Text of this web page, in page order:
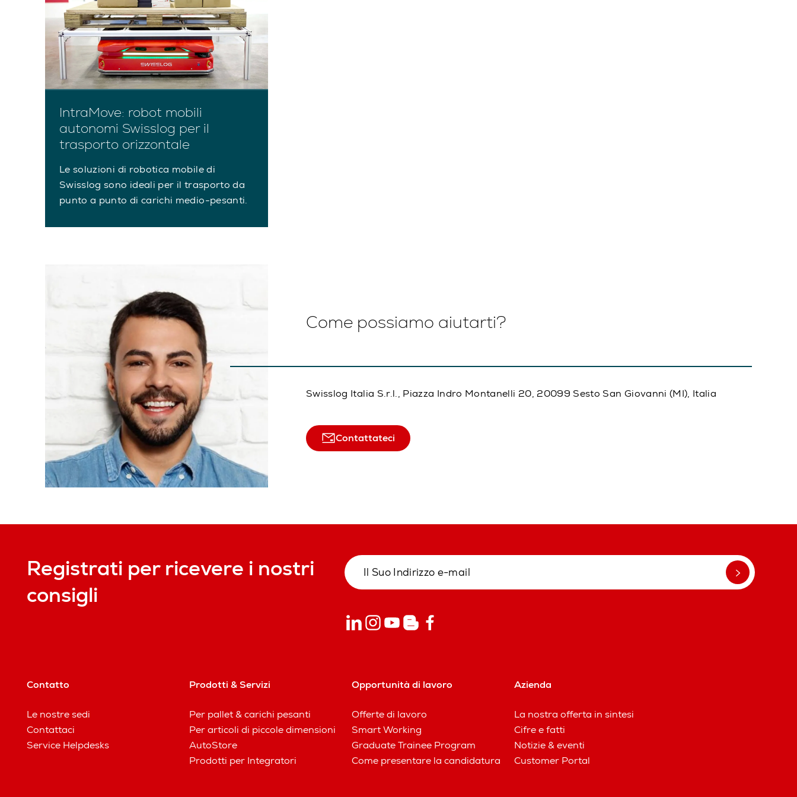
IntraMove: robot mobili
autonomi Swisslog per il
trasporto orizzontale
Le soluzioni di robotica mobile di
Swisslog sono ideali per il trasporto da
punto a punto di carichi medio-pesanti.
Come possiamo aiutarti?
Swisslog Italia S.r.l., Piazza Indro Montanelli 20, 20099 Sesto San Giovanni (MI), Italia
Contattateci
Registrati per ricevere i nostri
consigli
Contatto
Le nostre sedi
Contattaci
Service Helpdesks
Prodotti & Servizi
Per pallet & carichi pesanti
Per articoli di piccole dimensioni
AutoStore
Prodotti per Integratori
Opportunità di lavoro
Offerte di lavoro
Smart Working
Graduate Trainee Program
Come presentare la candidatura
Azienda
La nostra offerta in sintesi
Cifre e fatti
Notizie & eventi
Customer Portal